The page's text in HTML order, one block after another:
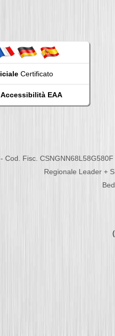
Certificato
Accessibilità EAA
Cod. Fisc.
Regionale Leader +